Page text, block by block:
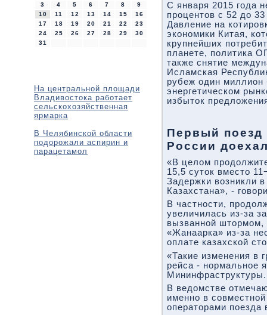
3
4 5 6 7 8
9
10
11 12 13 14 15
16
17
18 19 20 21 22
23
24
25 26 27 28 29
30
31
На центральной площади
Владивостока работает
сельскохозяйственная
ярмарка
В Челябинской области
подорожали аспирин и
парацетамол
С января 2015 года
процентов с 52 до
Давление на
экономики Китая,
крупнейших
планете, политика
также снятие
Исламская
рубеж один миллион
энергетическом
избыток
Первый поезд
России
«В целом
15,5 суток вместо
Задержки возникли
Казахстана», -
В частности,
увеличилась из-за
вызванной штормом,
«Жанаарка» из-за
оплате казахской
«Такие изменения в
рейса - нормальное
Мининфраструктуры.
В ведомстве
именно в
операторами поезда